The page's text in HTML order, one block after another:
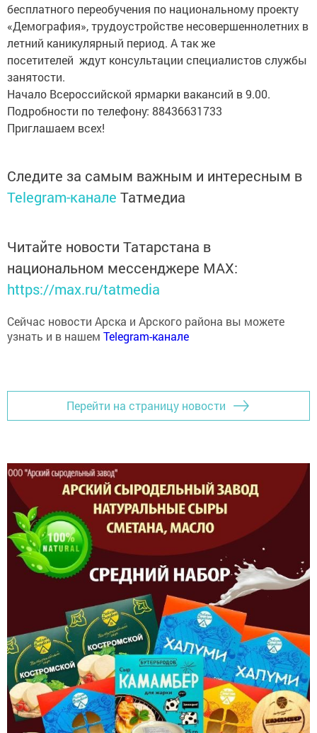
бесплатного переобучения по национальному проекту
«Демография», трудоустройстве несовершеннолетних в
летний каникулярный период. А так же
посетителей ждут консультации специалистов службы
занятости.
Начало Всероссийской ярмарки вакансий в 9.00.
Подробности по телефону: 88436631733
Приглашаем всех!
Следите за самым важным и интересным в
Telegram-канале Татмедиа
Читайте новости Татарстана в
национальном мессенджере MАХ:
https://max.ru/tatmedia
Сейчас новости Арска и Арского района вы можете
узнать и в нашем Telegram-канале
Перейти на страницу новости